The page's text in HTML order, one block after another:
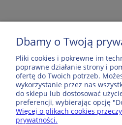
MOJE
POPULARNE
Dbamy o Twoją
Pliki cookies i pokrewne im
poprawne działanie strony i
ofertę do Twoich potrzeb.
wykorzystanie przez nas
do sklepu lub dostosować
preferencji, wybierając opcję
Więcej o plikach cookies
prywatności.